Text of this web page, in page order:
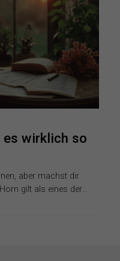
es wirklich so
aber machst dir
gilt als eines der…